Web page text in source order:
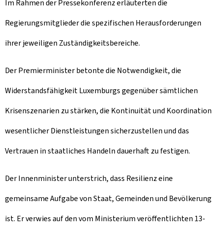
Im Rahmen der Pressekonferenz erläuterten die
Regierungsmitglieder die spezifischen Herausforderungen
ihrer jeweiligen Zuständigkeitsbereiche.
Der Premierminister betonte die Notwendigkeit, die
Widerstandsfähigkeit Luxemburgs gegenüber sämtlichen
Krisenszenarien zu stärken, die Kontinuität und Koordination
wesentlicher Dienstleistungen sicherzustellen und das
Vertrauen in staatliches Handeln dauerhaft zu festigen.
Der Innenminister unterstrich, dass Resilienz eine
gemeinsame Aufgabe von Staat, Gemeinden und Bevölkerung
ist. Er verwies auf den vom Ministerium veröffentlichten 13-